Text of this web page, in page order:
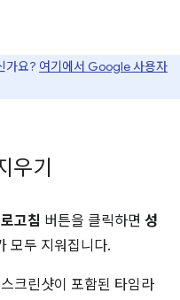
가요? 여기에서 Google 사용자
우기
고침 버튼을 클릭하면 성
모두 지워집니다.
크린샷이 포함된 타임라